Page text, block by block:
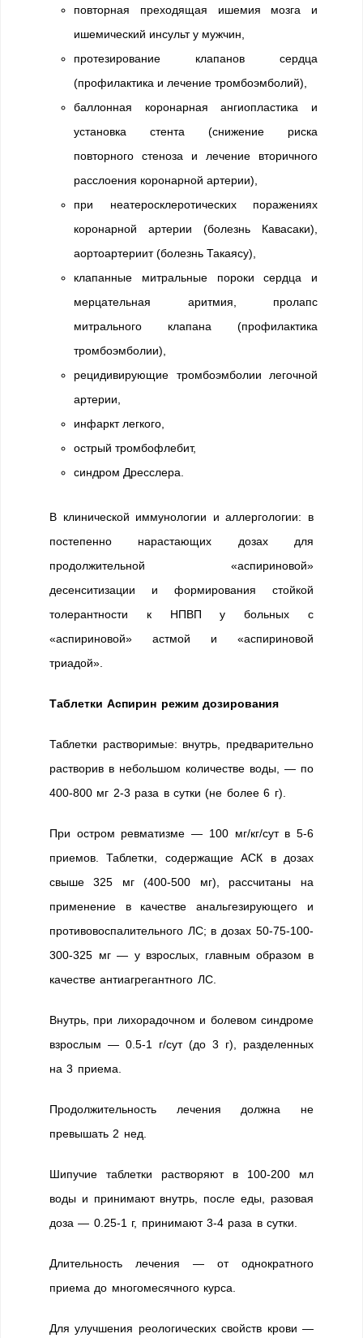
повторная преходящая ишемия мозга и
ишемический инсульт у мужчин,
протезирование клапанов сердца
(профилактика и лечение тромбоэмболий),
баллонная коронарная ангиопластика и
установка стента (снижение риска
повторного стеноза и лечение вторичного
расслоения коронарной артерии),
при неатеросклеротических поражениях
коронарной артерии (болезнь Кавасаки),
аортоартериит (болезнь Такаясу),
клапанные митральные пороки сердца и
мерцательная аритмия, пролапс
митрального клапана (профилактика
тромбоэмболии),
рецидивирующие тромбоэмболии легочной
артерии,
инфаркт легкого,
острый тромбофлебит,
синдром Дресслера.
В клинической иммунологии и аллергологии: в
постепенно нарастающих дозах для
продолжительной «аспириновой»
десенситизации и формирования стойкой
толерантности к НПВП у больных с
«аспириновой» астмой и «аспириновой
триадой».
Таблетки Аспирин режим дозирования
Таблетки растворимые: внутрь, предварительно
растворив в небольшом количестве воды, — по
400-800 мг 2-3 раза в сутки (не более 6 г).
При остром ревматизме — 100 мг/кг/сут в 5-6
приемов. Таблетки, содержащие АСК в дозах
свыше 325 мг (400-500 мг), рассчитаны на
применение в качестве анальгезирующего и
противовоспалительного ЛС; в дозах 50-75-100-
300-325 мг — у взрослых, главным образом в
качестве антиагрегантного ЛС.
Внутрь, при лихорадочном и болевом синдроме
взрослым — 0.5-1 г/сут (до 3 г), разделенных
на 3 приема.
Продолжительность лечения должна не
превышать 2 нед.
Шипучие таблетки растворяют в 100-200 мл
воды и принимают внутрь, после еды, разовая
доза — 0.25-1 г, принимают 3-4 раза в сутки.
Длительность лечения — от однократного
приема до многомесячного курса.
Для улучшения реологических свойств крови —